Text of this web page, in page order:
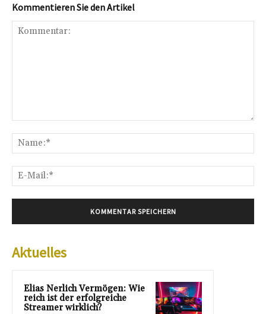
Kommentieren Sie den Artikel
Aktuelles
Elias Nerlich Vermögen: Wie
reich ist der erfolgreiche
Streamer wirklich?